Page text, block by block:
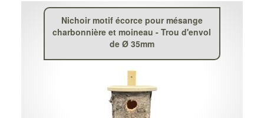
Nichoir motif écorce pour mésange
charbonnière et moineau - Trou d'envol
de Ø 35mm